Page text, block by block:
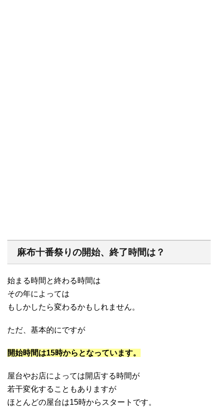
麻布十番祭りの開始、終了時間は？
始まる時間と終わる時間は
その年によっては
もしかしたら変わるかもしれません。
ただ、基本的にですが
開始時間は15時からとなっています。
屋台やお店によっては開店する時間が
若干変化することもありますが
ほとんどの屋台は15時からスタートです。